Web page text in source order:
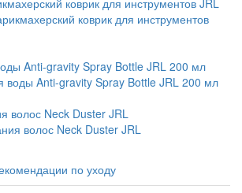
коврик для инструментов JRL
Anti-gravity Spray Bottle JRL 200 мл
волос Neck Duster JRL
по уходу